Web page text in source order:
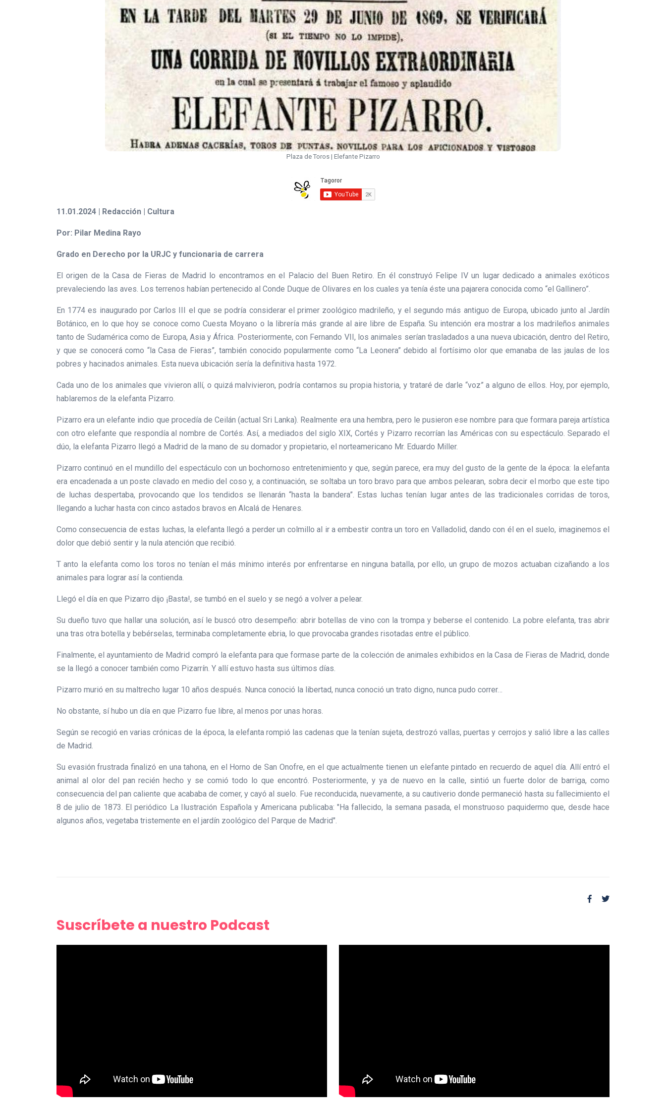
Plaza de Toros | Elefante Pizarro
11.01.2024 | Redacción | Cultura
Por: Pilar Medina Rayo
Grado en Derecho por la URJC y funcionaria de carrera
El origen de la Casa de Fieras de Madrid lo encontramos en el Palacio del Buen Retiro. En él construyó Felipe IV un lugar dedicado a animales exóticos
prevaleciendo las aves. Los terrenos habían pertenecido al Conde Duque de Olivares en los cuales ya tenía éste una pajarera conocida como “el Gallinero”.
En 1774 es inaugurado por Carlos III el que se podría considerar el primer zoológico madrileño, y el segundo más antiguo de Europa, ubicado junto al Jardín
Botánico, en lo que hoy se conoce como Cuesta Moyano o la librería más grande al aire libre de España. Su intención era mostrar a los madrileños animales
tanto de Sudamérica como de Europa, Asia y África. Posteriormente, con Fernando VII, los animales serían trasladados a una nueva ubicación, dentro del Retiro,
y que se conocerá como “la Casa de Fieras”, también conocido popularmente como “La Leonera” debido al fortísimo olor que emanaba de las jaulas de los
pobres y hacinados animales. Esta nueva ubicación sería la definitiva hasta 1972.
Cada uno de los animales que vivieron allí, o quizá malvivieron, podría contarnos su propia historia, y trataré de darle “voz” a alguno de ellos. Hoy, por ejemplo,
hablaremos de la elefanta Pizarro.
Pizarro era un elefante indio que procedía de Ceilán (actual Sri Lanka). Realmente era una hembra, pero le pusieron ese nombre para que formara pareja artística
con otro elefante que respondía al nombre de Cortés. Así, a mediados del siglo XIX, Cortés y Pizarro recorrían las Américas con su espectáculo. Separado el
dúo, la elefanta Pizarro llegó a Madrid de la mano de su domador y propietario, el norteamericano Mr. Eduardo Miller.
Pizarro continuó en el mundillo del espectáculo con un bochornoso entretenimiento y que, según parece, era muy del gusto de la gente de la época: la elefanta
era encadenada a un poste clavado en medio del coso y, a continuación, se soltaba un toro bravo para que ambos pelearan, sobra decir el morbo que este tipo
de luchas despertaba, provocando que los tendidos se llenarán “hasta la bandera”. Estas luchas tenían lugar antes de las tradicionales corridas de toros,
llegando a luchar hasta con cinco astados bravos en Alcalá de Henares.
Como consecuencia de estas luchas, la elefanta llegó a perder un colmillo al ir a embestir contra un toro en Valladolid, dando con él en el suelo, imaginemos el
dolor que debió sentir y la nula atención que recibió.
T anto la elefanta como los toros no tenían el más mínimo interés por enfrentarse en ninguna batalla, por ello, un grupo de mozos actuaban cizañando a los
animales para lograr así la contienda.
Llegó el día en que Pizarro dijo ¡Basta!, se tumbó en el suelo y se negó a volver a pelear.
Su dueño tuvo que hallar una solución, así le buscó otro desempeño: abrir botellas de vino con la trompa y beberse el contenido. La pobre elefanta, tras abrir
una tras otra botella y bebérselas, terminaba completamente ebria, lo que provocaba grandes risotadas entre el público.
Finalmente, el ayuntamiento de Madrid compró la elefanta para que formase parte de la colección de animales exhibidos en la Casa de Fieras de Madrid, donde
se la llegó a conocer también como Pizarrín. Y allí estuvo hasta sus últimos días.
Pizarro murió en su maltrecho lugar 10 años después. Nunca conoció la libertad, nunca conoció un trato digno, nunca pudo correr…
No obstante, sí hubo un día en que Pizarro fue libre, al menos por unas horas.
Según se recogió en varias crónicas de la época, la elefanta rompió las cadenas que la tenían sujeta, destrozó vallas, puertas y cerrojos y salió libre a las calles
de Madrid.
Su evasión frustrada finalizó en una tahona, en el Horno de San Onofre, en el que actualmente tienen un elefante pintado en recuerdo de aquel día. Allí entró el
animal al olor del pan recién hecho y se comió todo lo que encontró. Posteriormente, y ya de nuevo en la calle, sintió un fuerte dolor de barriga, como
consecuencia del pan caliente que acababa de comer, y cayó al suelo. Fue reconducida, nuevamente, a su cautiverio donde permaneció hasta su fallecimiento el
8 de julio de 1873. El periódico La Ilustración Española y Americana publicaba: "Ha fallecido, la semana pasada, el monstruoso paquidermo que, desde hace
algunos años, vegetaba tristemente en el jardín zoológico del Parque de Madrid".
Suscríbete a nuestro Podcast